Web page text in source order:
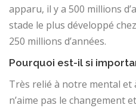
apparu, il y a 500 millions
stade le plus développé
250 millions d’années.
Pourquoi est-il si
Très relié à notre mental et
n’aime pas le changement